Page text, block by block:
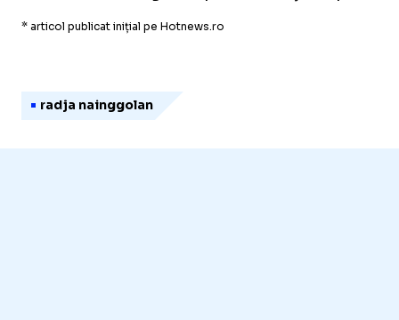
* articol publicat inițial pe Hotnews.ro
radja nainggolan